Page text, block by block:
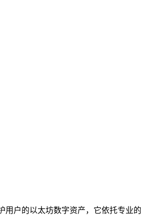
户的以太坊数字资产，它依托专业